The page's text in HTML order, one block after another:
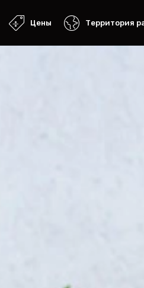
Цены Территория